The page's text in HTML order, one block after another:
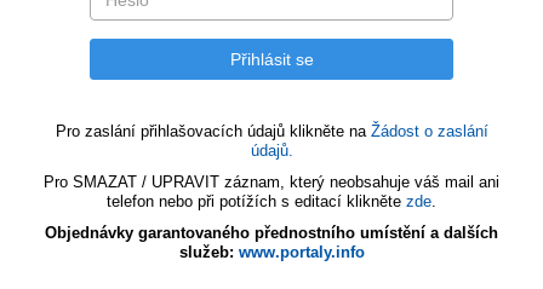
Pro zaslání přihlašovacích údajů klikněte na Žádost o zaslání
údajů.
Pro SMAZAT / UPRAVIT záznam, který neobsahuje váš mail ani
telefon nebo při potížích s editací klikněte zde.
Objednávky garantovaného přednostního umístění a dalších
služeb: www.portaly.info